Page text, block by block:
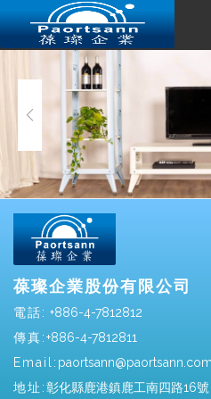
葆璨企業股份有限公司
電話: +886-4-7812812
傳真:+886-4-7812811
Email:
地址:彰化縣鹿港鎮鹿工南四路16號